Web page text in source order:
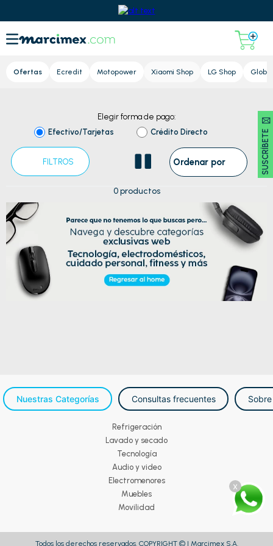
Ofertas Ecredit Motopower Xiaomi Shop LG Shop Global
SUSCRÍBETE 🖂
x
Elegir forma de pago:
Efectivo/Tarjetas
Crédito Directo
FILTROS Ordenar por
0productos
Nuestras Categorías Consultas frecuentes
Refrigeración
Lavado y secado
Tecnología
Audio y video
Electromenores
Muebles
Movilidad
Todos los derechos reservados. COPYRIGHT © | Marcimex S.A.